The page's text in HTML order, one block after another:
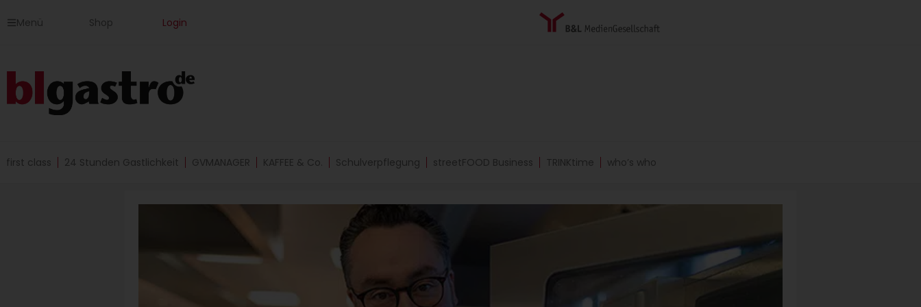
InhaltMenü Shop Login
first class 24 Stunden Gastlichkeit GVMANAGER KAFFEE & Co. Schulverpflegung streetFOOD Business TRINKtime who’s who